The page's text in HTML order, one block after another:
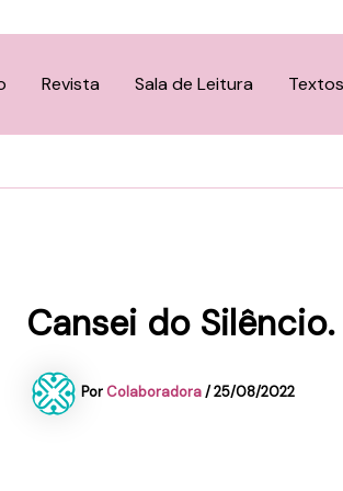
Revista Sala de Leitura Textos
Cansei do
PorColaboradora/25/08/2022